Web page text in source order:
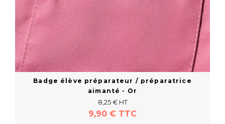
Badge élève préparateur / préparatrice
aimanté - Or
8,25 € HT
9,90 € TTC